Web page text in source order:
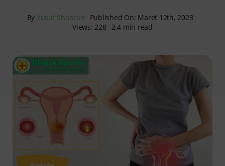
By Yusuf Shabran
Published On: Maret 12th, 2023
Views: 228
2.4 min read